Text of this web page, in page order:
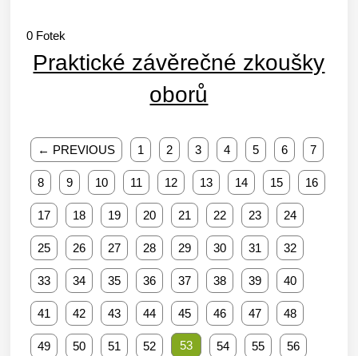
0 Fotek
Praktické závěrečné zkoušky
oborů
← PREVIOUS 1 2 3 4 5 6 7
8 9 10 11 12 13 14 15 16
17 18 19 20 21 22 23 24
25 26 27 28 29 30 31 32
33 34 35 36 37 38 39 40
41 42 43 44 45 46 47 48
49 50 51 52 53 54 55 56